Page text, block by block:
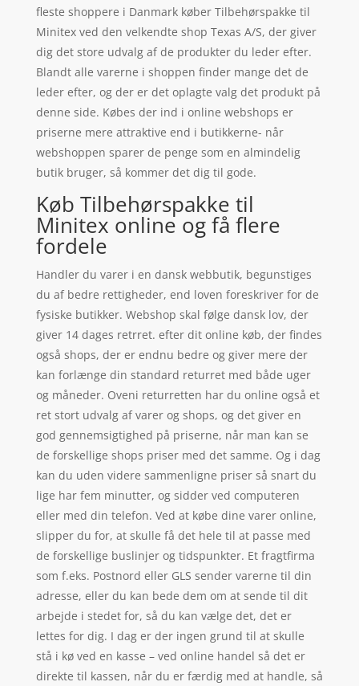
fleste shoppere i Danmark køber Tilbehørspakke til
Minitex ved den velkendte shop Texas A/S, der giver
dig det store udvalg af de produkter du leder efter.
Blandt alle varerne i shoppen finder mange det de
leder efter, og der er det oplagte valg det produkt på
denne side. Købes der ind i online webshops er
priserne mere attraktive end i butikkerne- når
webshoppen sparer de penge som en almindelig
butik bruger, så kommer det dig til gode.
Køb Tilbehørspakke til
Minitex online og få flere
fordele
Handler du varer i en dansk webbutik, begunstiges
du af bedre rettigheder, end loven foreskriver for de
fysiske butikker. Webshop skal følge dansk lov, der
giver 14 dages retrret. efter dit online køb, der findes
også shops, der er endnu bedre og giver mere der
kan forlænge din standard returret med både uger
og måneder. Oveni returretten har du online også et
ret stort udvalg af varer og shops, og det giver en
god gennemsigtighed på priserne, når man kan se
de forskellige shops priser med det samme. Og i dag
kan du uden videre sammenligne priser så snart du
lige har fem minutter, og sidder ved computeren
eller med din telefon. Ved at købe dine varer online,
slipper du for, at skulle få det hele til at passe med
de forskellige buslinjer og tidspunkter. Et fragtfirma
som f.eks. Postnord eller GLS sender varerne til din
adresse, eller du kan bede dem om at sende til dit
arbejde i stedet for, så du kan vælge det, det er
lettes for dig. I dag er der ingen grund til at skulle
stå i kø ved en kasse – ved online handel så det er
direkte til kassen, når du er færdig med at handle, så